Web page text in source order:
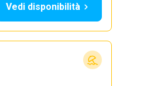
Vedi disponibilità